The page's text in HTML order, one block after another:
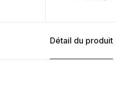
Détail du produit